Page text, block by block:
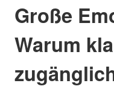
Große
Warum